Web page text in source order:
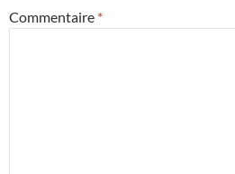
Commentaire *